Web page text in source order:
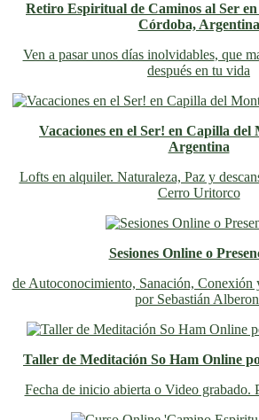
Retiro Espiritual de Caminos al Ser
Córdoba, Argentina
Ven a pasar unos días inolvidables, que
después en tu vida
Vacaciones en el Ser! en Capilla
Argentina
Lofts en alquiler. Naturaleza, Paz y
Cerro Uritorco
Sesiones Online o
de Autoconocimiento, Sanación, Conexión
por Sebastián
Taller de Meditación So Ham Online
Fecha de inicio abierta o Video grabado.